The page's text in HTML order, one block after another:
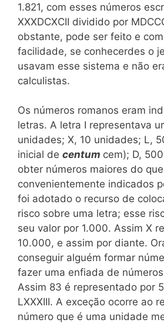
1.821, com esses números
XXXDCXCII dividido por
obstante, pode ser feito e
facilidade, se conhecerdes o
usavam esse sistema e não
calculistas.
Os números romanos eram
letras. A letra I representava
unidades; X, 10 unidades; L,
inicial de centum cem); D,
obter números maiores do
convenientemente indicados
foi adotado o recurso de
risco sobre uma letra; esse
seu valor por 1.000. Assim X
10.000, e assim por diante.
conseguir alguém formar
fazer uma enfiada de
Assim 83 é representado por
LXXXIII. A exceção ocorre ao
número que é uma unidade